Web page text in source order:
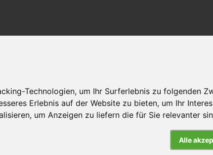
Technologien, um Ihr Surferlebnis zu folgenden
Erlebnis auf der Website zu bieten, um Ihr
, um Anzeigen zu liefern die für Sie relevanter
Alle
Hintergrund Presse Kontakt